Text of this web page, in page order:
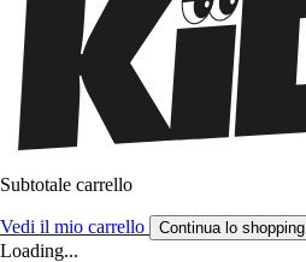
Subtotale carrello
Vedi il mio carrello Continua lo shopping
Loading...